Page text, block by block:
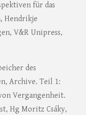
für das
Hendrikje
V&R Unipress,
des
Archive. Teil 1:
Vergangenheit.
Hg Moritz Csáky,